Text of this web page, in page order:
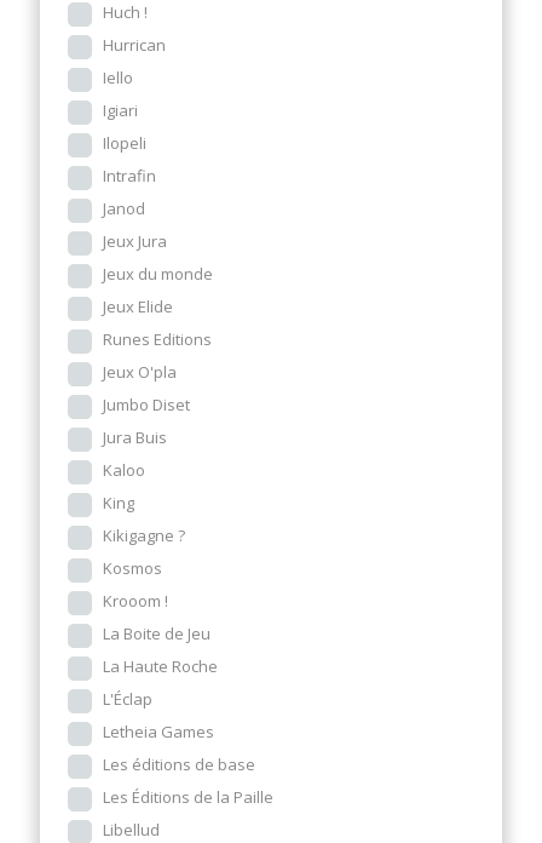
Huch !
Hurrican
Iello
Igiari
Ilopeli
Intrafin
Janod
Jeux Jura
Jeux du monde
Jeux Elide
Runes Editions
Jeux O'pla
Jumbo Diset
Jura Buis
Kaloo
King
Kikigagne ?
Kosmos
Krooom !
La Boite de Jeu
La Haute Roche
L'Éclap
Letheia Games
Les éditions de base
Les Éditions de la Paille
Libellud